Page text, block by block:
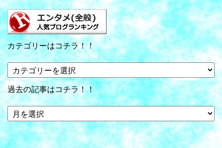
カテゴリーはコチラ！！
カ
テ
ゴ
リ
ー
は
コ
チ
過去の記事はコチラ！！
過
去
の
記